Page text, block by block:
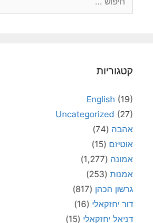
קטגוריות
English (19)
Uncategorized (27)
אהבה (74)
אוטיזם (15)
אמונה (1,277)
אמנות (253)
גרשון הכהן (817)
דור יחזקאלי (16)
דניאל יחזקאלי (15)